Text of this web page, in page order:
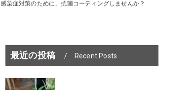
感染症対策のために、抗菌コーティングしませんか？
最近の投稿 Recent Posts